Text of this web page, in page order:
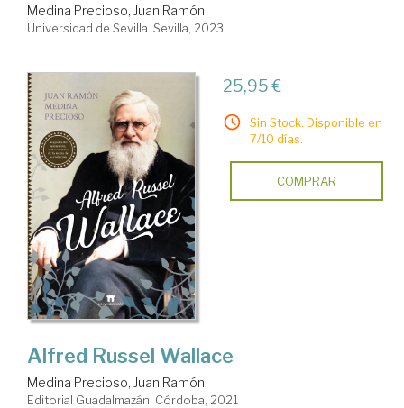
Medina Precioso, Juan Ramón
Universidad de Sevilla. Sevilla, 2023
25,95 €
Sin Stock. Disponible en
7/10 días.
COMPRAR
Alfred Russel Wallace
Medina Precioso, Juan Ramón
Editorial Guadalmazán. Córdoba, 2021